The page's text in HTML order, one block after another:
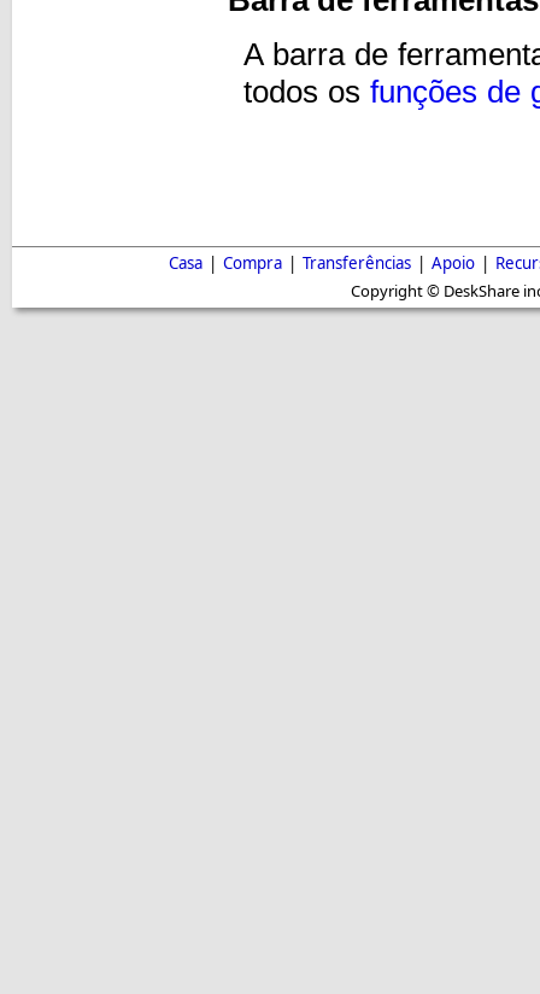
A barra de
todos os funções de
Casa | Compra | Transferências | Apoio |
Copyright © DeskShare